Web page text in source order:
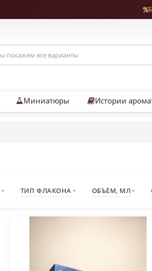
Миниатюры Истории
ТИП ФЛАКОНА ОБЪЁМ, МЛ